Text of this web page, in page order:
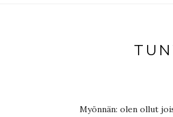
Myönnän: olen ollut